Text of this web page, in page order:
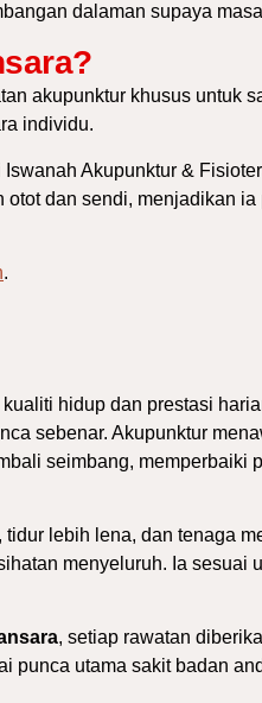
dalaman supaya
akupunktur khusus untuk
individu.
Iswanah Akupunktur &
dan sendi, menjadikan
.
hidup dan prestasi
sebenar. Akupunktur
seimbang, memperbaiki
lebih lena, dan tenaga
menyeluruh. Ia sesuai
, setiap rawatan
utama sakit badan